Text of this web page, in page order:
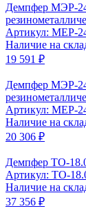
Демпфер МЭР-
Артикул: MEP-
Наличие на
19 591 ₽
Демпфер МЭР-
Артикул: MEP-
Наличие на
20 306 ₽
Демпфер ТО-
Артикул: ТО-
Наличие на
37 356 ₽